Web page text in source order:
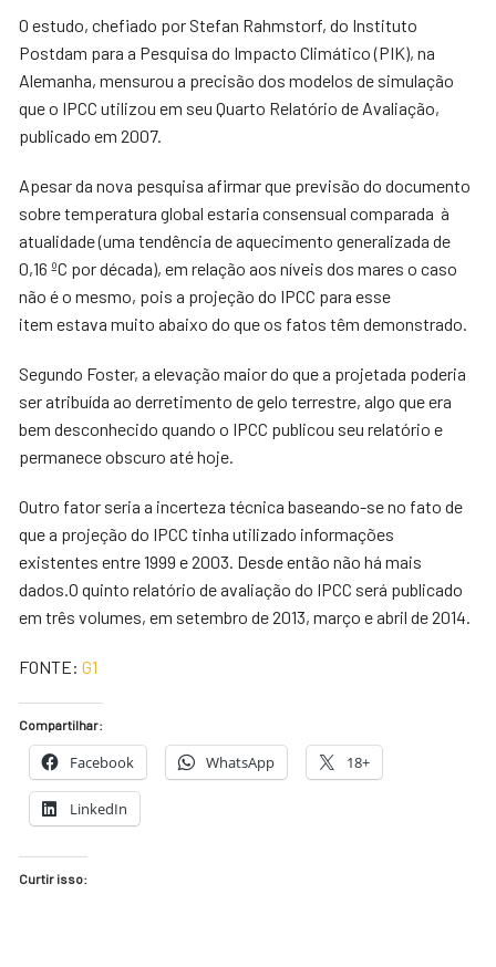
O estudo, chefiado por Stefan Rahmstorf, do Instituto
Postdam para a Pesquisa do Impacto Climático (PIK), na
Alemanha, mensurou a precisão dos modelos de simulação
que o IPCC utilizou em seu Quarto Relatório de Avaliação,
publicado em 2007.
Apesar da nova pesquisa afirmar que previsão do documento
sobre temperatura global estaria consensual comparada à
atualidade (uma tendência de aquecimento generalizada de
0,16 ºC por década), em relação aos níveis dos mares o caso
não é o mesmo, pois a projeção do IPCC para esse
item estava muito abaixo do que os fatos têm demonstrado.
Segundo Foster, a elevação maior do que a projetada poderia
ser atribuída ao derretimento de gelo terrestre, algo que era
bem desconhecido quando o IPCC publicou seu relatório e
permanece obscuro até hoje.
Outro fator seria a incerteza técnica baseando-se no fato de
que a projeção do IPCC tinha utilizado informações
existentes entre 1999 e 2003. Desde então não há mais
dados.O quinto relatório de avaliação do IPCC será publicado
em três volumes, em setembro de 2013, março e abril de 2014.
FONTE:G1
Compartilhar:
Facebook WhatsApp 18+
LinkedIn
Curtir isso: